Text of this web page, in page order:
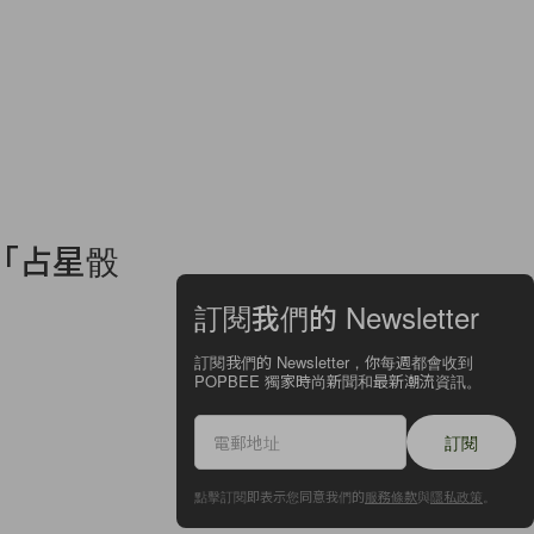
占星骰
訂閱我們的 Newsletter
訂閱我們的 Newsletter，你每週都會收到
POPBEE 獨家時尚新聞和最新潮流資訊。
訂閱
點擊訂閱即表示您同意我們的服務條款與隱私政策